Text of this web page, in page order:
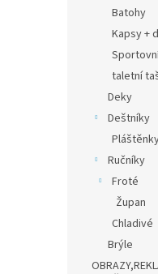
Batohy
Kapsy +
taletní
Deky
Deštníky
Ručníky
Froté
Župan
Chladivé
Brýle